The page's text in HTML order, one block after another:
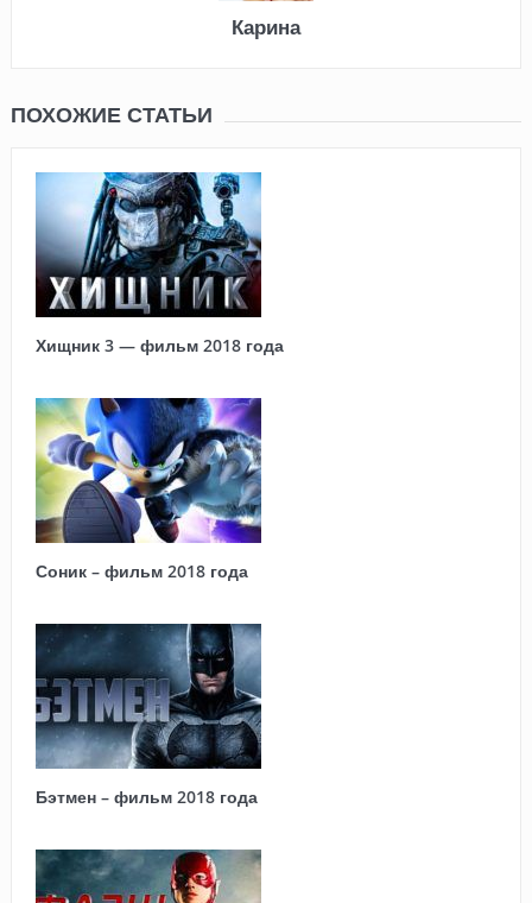
Карина
ПОХОЖИЕ СТАТЬИ
Хищник 3 — фильм 2018 года
Соник – фильм 2018 года
Бэтмен – фильм 2018 года